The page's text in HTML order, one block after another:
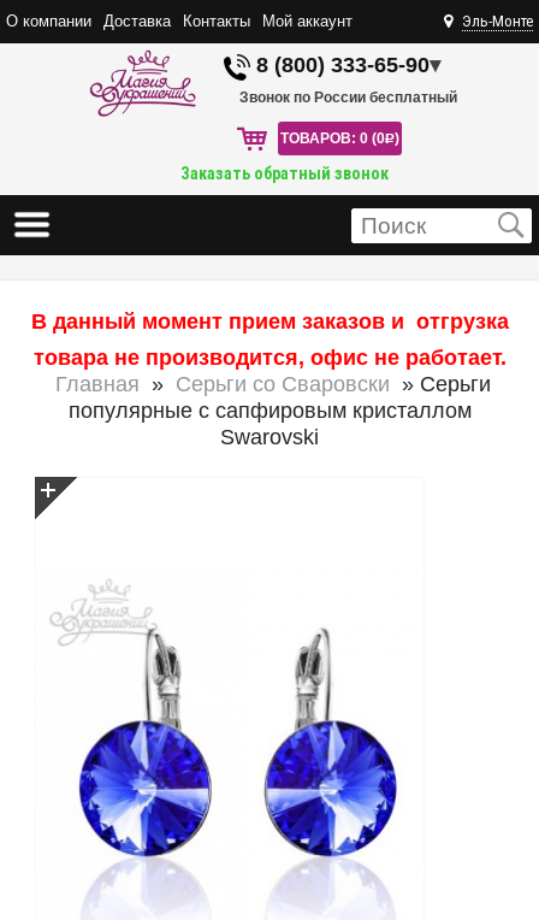
О компании Доставка Контакты Мой аккаунт Эль-Монте
8 (800) 333-65-90▾
Звонок по России бесплатный
ТОВАРОВ: 0 (0R)
Заказать обратный звонок
В данный момент прием заказов и отгрузка
товара не производится, офис не работает.
Главная » Серьги со Сваровски » Серьги
популярные с сапфировым кристаллом
Swarovski